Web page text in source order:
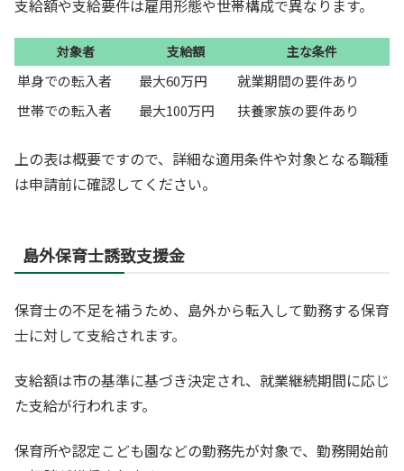
支給額や支給要件は雇用形態や世帯構成で異なります。
対象者 支給額 主な条件
単身での転入者 最大60万円
就業期間の要件あり
世帯での転入者
最大100万円 扶養家族の要件あり
上の表は概要ですので、詳細な適用条件や対象となる職種
は申請前に確認してください。
島外保育士誘致支援金
保育士の不足を補うため、島外から転入して勤務する保育
士に対して支給されます。
支給額は市の基準に基づき決定され、就業継続期間に応じ
た支給が行われます。
保育所や認定こども園などの勤務先が対象で、勤務開始前